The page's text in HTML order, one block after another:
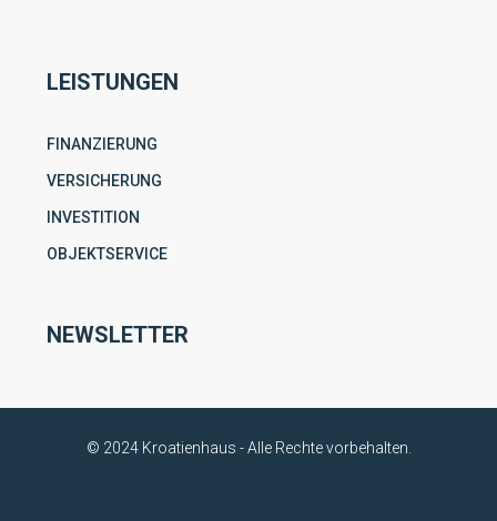
LEISTUNGEN
FINANZIERUNG
VERSICHERUNG
INVESTITION
OBJEKTSERVICE
NEWSLETTER
© 2024 Kroatienhaus - Alle Rechte vorbehalten.